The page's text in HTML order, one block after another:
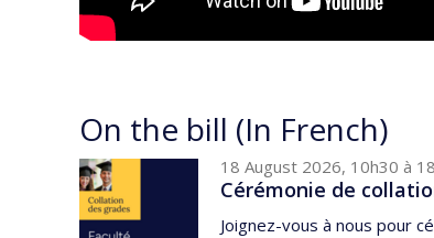
On the bill (In French)
18 August 2026, 10h30 à
Cérémonie de
Joignez-vous à nous pour